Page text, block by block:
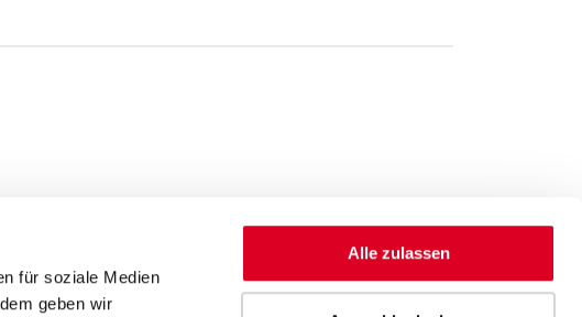
für soziale Medien
geben wir
Alle zulassen